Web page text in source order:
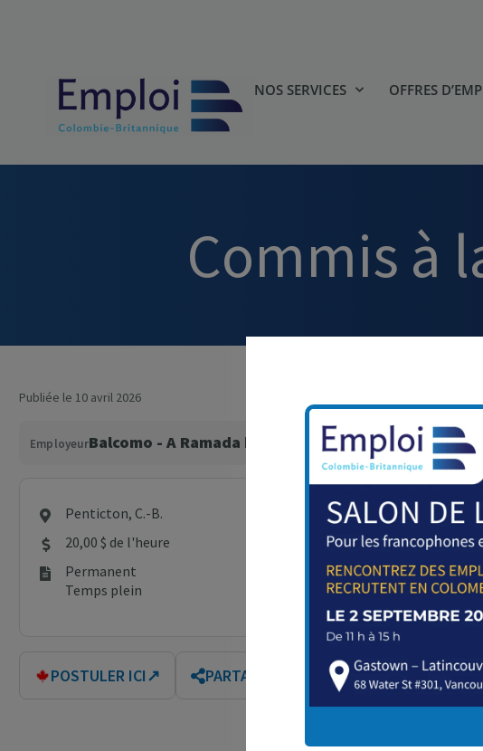
NOS SERVICES OFFRES
Commis
Publiée le 10 avril 2026
EmployeurBalcomo - A Ramada by Wyndham
Penticton, C.-B.
20,00 $ de l'heure
Permanent
Temps plein
POSTULER ICI↗ PARTAGER